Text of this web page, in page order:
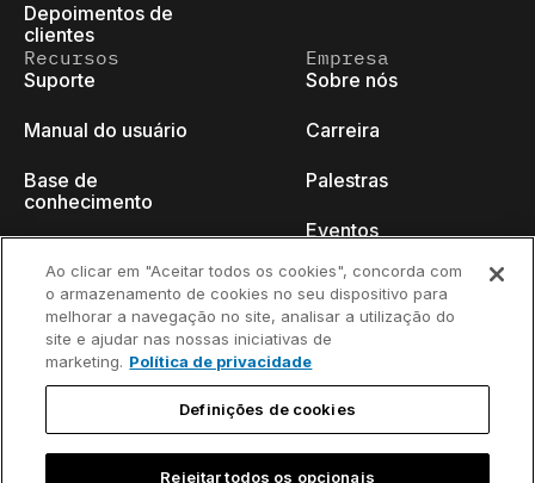
Depoimentos de
clientes
Recursos
Suporte
Manual do usuário
Base de
conhecimento
Tutoriais em vídeo
Centro de conteúdo
Empresa
Sobre nós
Carreira
Palestras
Eventos
Blog do programador
Fale conosco
Ao clicar em "Aceitar todos os cookies", concorda com
o armazenamento de cookies no seu dispositivo para
melhorar a navegação no site, analisar a utilização do
site e ajudar nas nossas iniciativas de
marketing. Política de privacidade
Definições de cookies
Rejeitar todos os opcionais